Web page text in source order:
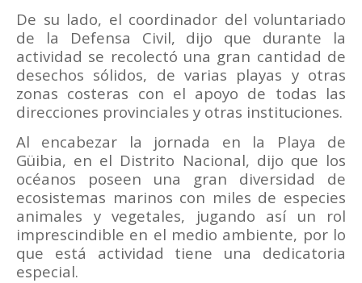
De su lado, el coordinador del voluntariado
de la Defensa Civil, dijo que durante la
actividad se recolectó una gran cantidad de
desechos sólidos, de varias playas y otras
zonas costeras con el apoyo de todas las
direcciones provinciales y otras instituciones.
Al encabezar la jornada en la Playa de
Güibia, en el Distrito Nacional, dijo que los
océanos poseen una gran diversidad de
ecosistemas marinos con miles de especies
animales y vegetales, jugando así un rol
imprescindible en el medio ambiente, por lo
que está actividad tiene una dedicatoria
especial.